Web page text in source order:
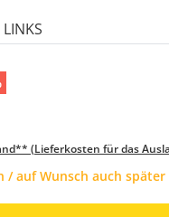
(Lieferkosten für das
/ auf Wunsch auch später